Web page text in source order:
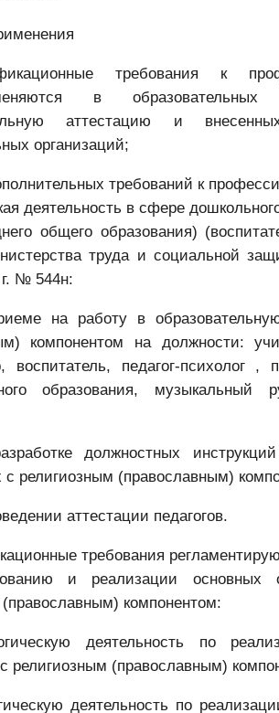
требования к
в образовательных
аттестацию и
организаций;
требований к
деятельность в сфере
общего образования)
труда и социальной
г. № 544н:
на работу в
компонентом на должности:
воспитатель, педагог-психолог ,
образования, музыкальный
должностных
с религиозным (православным)
аттестации педагогов.
требования
и реализации основных
компонентом:
деятельность по
религиозным (православным)
деятельность по